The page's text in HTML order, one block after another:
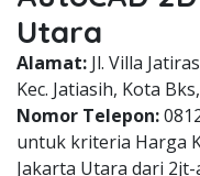
Utara
Alamat: Jl. Villa
Kec. Jatiasih, Kota
Nomor Telepon:
untuk kriteria Harga
Jakarta Utara dari